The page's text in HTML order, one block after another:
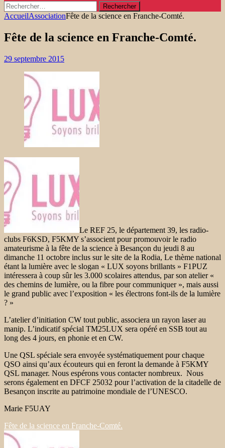
Rechercher :
AccueilAssociationFête de la science en Franche-Comté.
Fête de la science en Franche-Comté.
29 septembre 2015
Le REF 25, le département 39, les radio-
clubs F6KSD, F5KMY s’associent pour promouvoir le radio
amateurisme à la fête de la science à Besançon du jeudi 8 au
dimanche 11 octobre inclus sur le site de la Rodia, Le thème national
étant la lumière avec le slogan « LUX soyons brillants » F1PUZ
intéressera à coup sûr les 3.000 scolaires attendus, par son atelier «
des chemins de lumière, ou la fibre pour communiquer », mais aussi
le grand public avec l’exposition « les électrons font-ils de la lumière
? »
L’atelier d’initiation CW tout public, associera un rayon laser au
manip. L’indicatif spécial TM25LUX sera opéré en SSB tout au
long des 4 jours, en phonie et en CW.
Une QSL spéciale sera envoyée systématiquement pour chaque
QSO ainsi qu’aux écouteurs qui en feront la demande à F5KMY
QSL manager. Nous espérons vous contacter nombreux. Nous
serons également en DFCF 25032 pour l’activation de la citadelle de
Besançon inscrite au patrimoine mondiale de l’UNESCO.
Marie F5UAY
Fête de la science en Franche-Comté.